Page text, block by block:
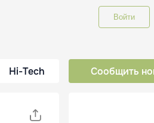
Войти
Hi-Tech Сообщить